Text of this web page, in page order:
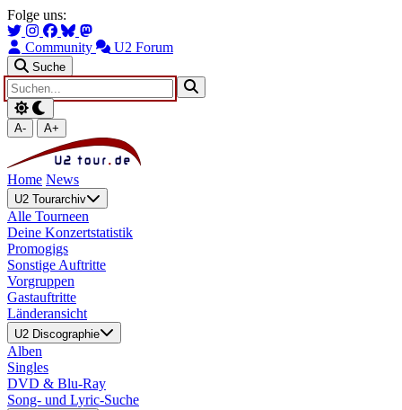
Zum Hauptinhalt springen
Zur Navigation springen
Folge uns:
Community U2 Forum
Suche
A- A+
Home News
U2 Tourarchiv
Alle Tourneen
Deine Konzertstatistik
Promogigs
Sonstige Auftritte
Vorgruppen
Gastauftritte
Länderansicht
U2 Discographie
Alben
Singles
DVD & Blu-Ray
Song- und Lyric-Suche